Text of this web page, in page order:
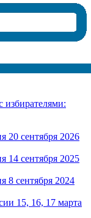
избирателями:
20 сентября 2026
14 сентября 2025
8 сентября 2024
15, 16, 17 марта